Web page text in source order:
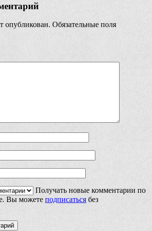
опубликован. Обязательные поля
Получать новые комментарии по
Вы можете подписаться без